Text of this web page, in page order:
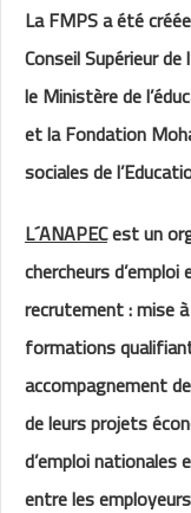
La FMPS a été
Conseil Supérieur
le Ministère de
et la Fondation
sociales de
L´ANAPECest un
chercheurs
recrutement : mise
formations
accompagnement
de leurs projets
d’emploi
entre les